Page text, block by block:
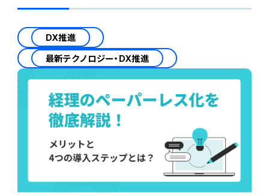
DX推進
最新テクノロジー・DX推進